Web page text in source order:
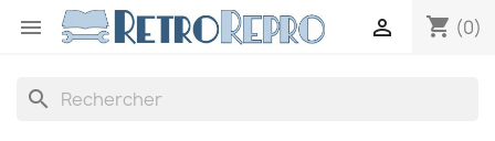
 shopping_cart (0)

search